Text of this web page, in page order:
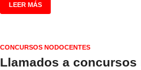
LEER MÁS
CONCURSOS NODOCENTES
Llamados a